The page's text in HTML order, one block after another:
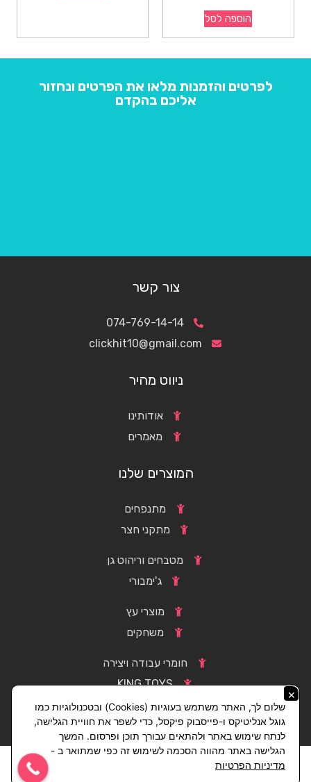
הוספה לסל
לפרטים והזמנות מלאו את הפרטים ונחזור
אליכם בהקדם
צור קשר
074-769-14-14
clickhit10@gmail.com
ניווט מהיר
אודותינו
מאמרים
המוצרים שלנו
מתנפחים
מתקני חצר
מטבחים וריהוט גן
ג'ימבורי
מוצרי עץ
משחקים
חומרי עבודה ויצירה
KING TOYS
×
שלום לך, האתר משתמש בעוגיות (Cookies) ובטכנולוגיות כמו
גוגל אנליטיקס ו-פייסבוק פיקסל, כדי לשפר את חוויית הגלישה,
לנתח שימוש באתר ולהתאים עבורך תוכן ופרסום. המשך
הגלישה באתר מהווה הסכמה לשימוש זה כפי שמתואר ב -
מדיניות הפרטיות